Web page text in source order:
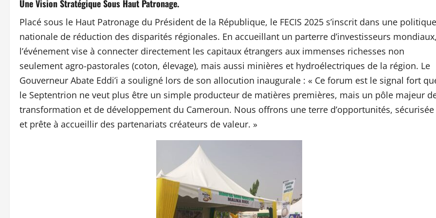
Une Vision Stratégique Sous Haut Patronage.
Placé sous le Haut Patronage du Président de la République, le FECIS 2025 s’inscrit dans une politique
nationale de réduction des disparités régionales. En accueillant un parterre d’investisseurs mondiaux,
l’événement vise à connecter directement les capitaux étrangers aux immenses richesses non
seulement agro-pastorales (coton, élevage), mais aussi minières et hydroélectriques de la région. Le
Gouverneur Abate Eddi’i a souligné lors de son allocution inaugurale : « Ce forum est le signal fort
le Septentrion ne veut plus être un simple producteur de matières premières, mais un pôle majeur
transformation et de développement du Cameroun. Nous offrons une terre d’opportunités, sécurisée
et prête à accueillir des partenariats créateurs de valeur. »